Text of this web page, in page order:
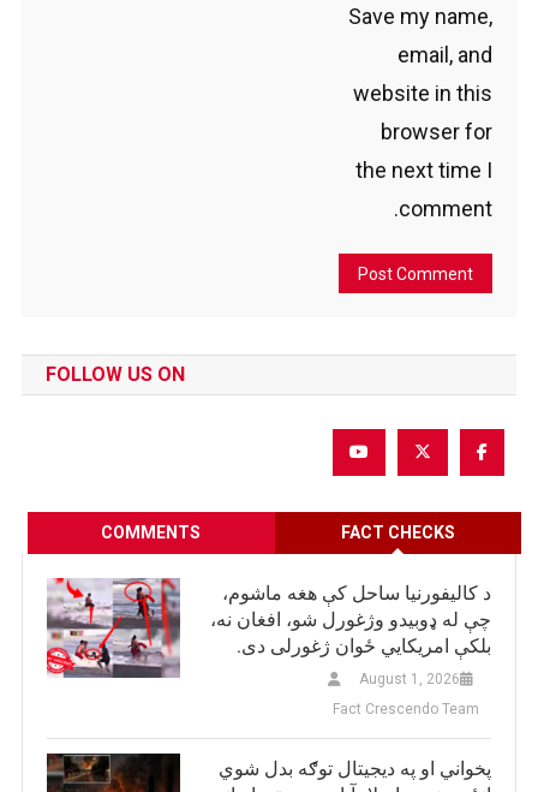
Save my name,
email, and
website in this
browser for
the next time I
comment.
FOLLOW US ON
FACT CHECKS
COMMENTS
د کالیفورنیا ساحل کې هغه ماشوم،
چې له ډوبیدو وژغورل شو، افغان نه،
بلکې امریکایي ځوان ژغورلی دی.
August 1, 2026
Fact Crescendo Team
پخواني او په دیجیتال توګه بدل شوي